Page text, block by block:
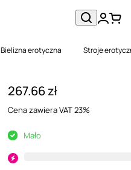
Bielizna erotyczna Stroje
267.66 zł
Cena zawiera VAT 23%
Mało